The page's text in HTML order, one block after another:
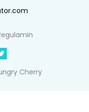
Cherry